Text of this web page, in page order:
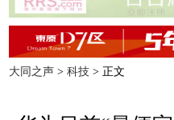
大同之声 > 科技 > 正文